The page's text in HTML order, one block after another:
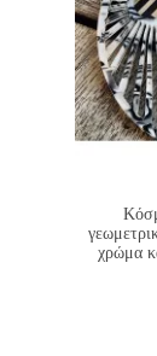
χρώμα